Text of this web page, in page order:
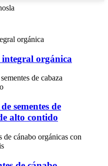
orgánica
sementes de
alto contido